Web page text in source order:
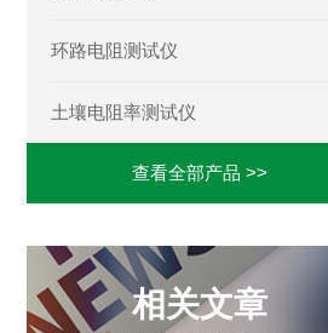
环路电阻测试仪
土壤电阻率测试仪
查看全部产品 >>
相关文章